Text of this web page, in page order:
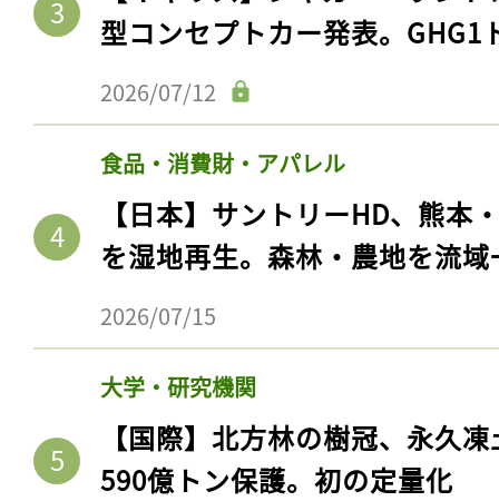
型コンセプトカー発表。GHG1
2026/07/12
食品・消費財・アパレル
【日本】サントリーHD、熊本
を湿地再生。森林・農地を流
2026/07/15
大学・研究機関
【国際】北方林の樹冠、永久
590億トン保護。初の定量化